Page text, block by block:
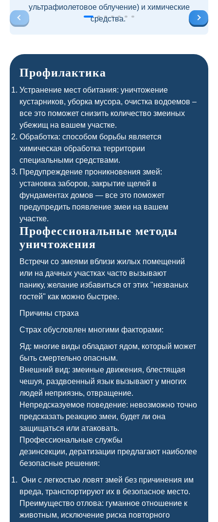
ультрафиолетовое облучение) и химические
средства.
Профилактика
Устранение мест обитания: уничтожение
кустарников, уборка мусора, очистка водоемов –
все это поможет снизить количество змеиных
убежищ на вашем участке.
Обработка: способом борьбы является
химическая обработка территории
специальными средствами.
Предупреждение проникновения змей:
установка заборов, закрытие щелей в
фундаментах домов — все это поможет
предупредить появление змеи на вашем
участке.
Профессиональные методы
уничтожения
Встречи со змеями вблизи жилых помещений
или на дачных участках часто вызывают
панику, желание избавиться от этих "незваных
гостей" как можно быстрее.
Причины страха
Страх обусловлен многими факторами:
Яд: многие виды обладают ядом, который может
быть смертельно опасным.
Внешний вид: змеиные движения, блестящая
чешуя, раздвоенный язык вызывают у многих
людей неприязнь, отвращение.
Непредсказуемое поведение: невозможно точно
предсказать реакцию змеи, будет ли она
защищаться или атаковать.
Профессиональные службы
дезинсекции, дератизации предлагают наиболее
безопасные решения:
Они с легкостью ловят змей без причинения им
вреда, транспортируют их в безопасное место.
Преимущество отлова: гуманное отношение к
животным, исключение риска повторного